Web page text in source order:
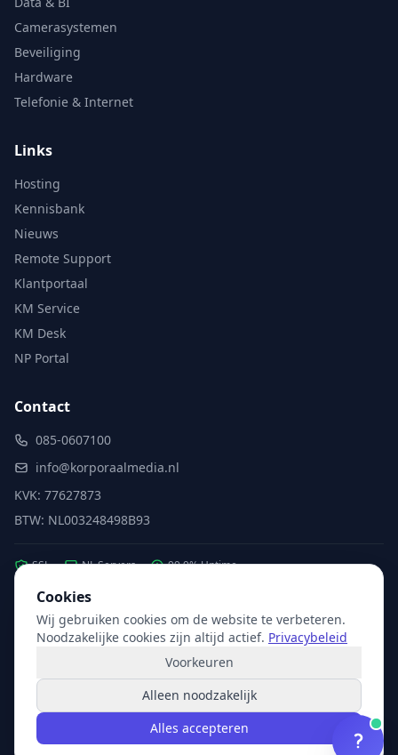
Camerasystemen
Beveiliging
Hardware
Telefonie & Internet
Links
Hosting
Kennisbank
Nieuws
Remote Support
Klantportaal
KM Service
KM Desk
NP Portal
Contact
085-0607100
info@korporaalmedia.nl
KVK: 77627873
BTW: NL003248498B93
SSL NL Servers 99.9% Uptime
Partner van: Microsoft·X2com Hikvision
© 2026 Korporaal Media. Alle rechten voorbehouden.
PrivacyVoorwaarden
Cookies
Wij gebruiken cookies om de website te verbeteren.
Noodzakelijke cookies zijn altijd actief. Privacybeleid
Voorkeuren
Alleen noodzakelijk
Alles accepteren